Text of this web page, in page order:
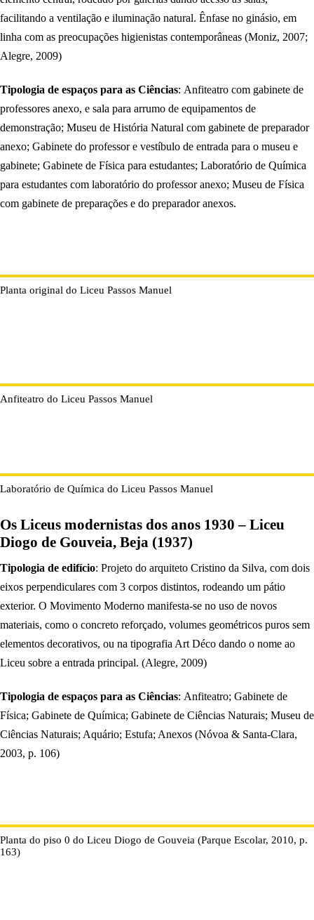
facilitando a ventilação e iluminação natural. Ênfase no ginásio, em
linha com as preocupações higienistas contemporâneas (Moniz, 2007;
Alegre, 2009)
Tipologia de espaços para as Ciências: Anfiteatro com gabinete de
professores anexo, e sala para arrumo de equipamentos de
demonstração; Museu de História Natural com gabinete de preparador
anexo; Gabinete do professor e vestíbulo de entrada para o museu e
gabinete; Gabinete de Física para estudantes; Laboratório de Química
para estudantes com laboratório do professor anexo; Museu de Física
com gabinete de preparações e do preparador anexos.
Planta original do Liceu Passos Manuel
Anfiteatro do Liceu Passos Manuel
Laboratório de Química do Liceu Passos Manuel
Os Liceus modernistas dos anos 1930 – Liceu
Diogo de Gouveia, Beja (1937)
Tipologia de edifício: Projeto do arquiteto Cristino da Silva, com dois
eixos perpendiculares com 3 corpos distintos, rodeando um pátio
exterior. O Movimento Moderno manifesta-se no uso de novos
materiais, como o concreto reforçado, volumes geométricos puros sem
elementos decorativos, ou na tipografia Art Déco dando o nome ao
Liceu sobre a entrada principal. (Alegre, 2009)
Tipologia de espaços para as Ciências: Anfiteatro; Gabinete de
Física; Gabinete de Química; Gabinete de Ciências Naturais; Museu de
Ciências Naturais; Aquário; Estufa; Anexos (Nóvoa & Santa-Clara,
2003, p. 106)
Planta do piso 0 do Liceu Diogo de Gouveia (Parque Escolar, 2010, p.
163)